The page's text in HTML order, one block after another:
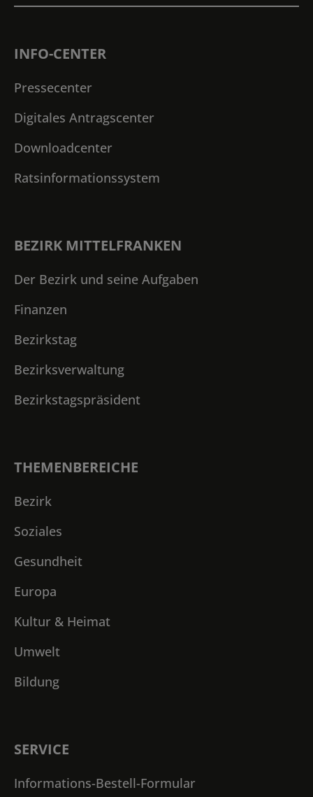
INFO-CENTER
Pressecenter
Digitales Antragscenter
Downloadcenter
Ratsinformationssystem
BEZIRK MITTELFRANKEN
Der Bezirk und seine Aufgaben
Finanzen
Bezirkstag
Bezirksverwaltung
Bezirkstagspräsident
THEMENBEREICHE
Bezirk
Soziales
Gesundheit
Europa
Kultur & Heimat
Umwelt
Bildung
SERVICE
Informations-Bestell-Formular